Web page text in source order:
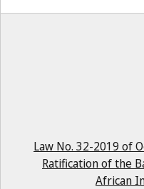
Law No. 32-2019
Ratification of